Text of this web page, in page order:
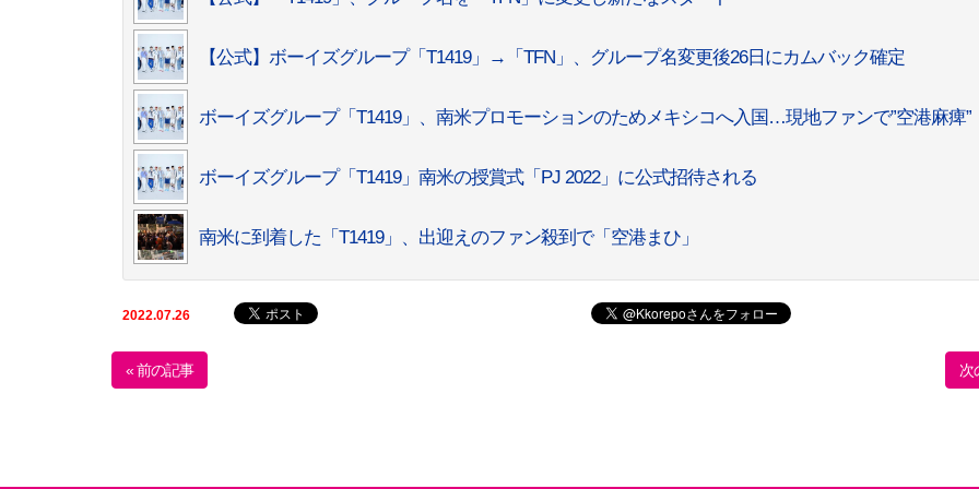
【公式】ボーイズグループ「T1419」→「TFN」、グループ名変更後26日にカムバック確定
ボーイズグループ「T1419」、南米プロモーションのためメキシコへ入国…現地ファンで”空港麻痺”
ボーイズグループ「T1419」南米の授賞式「PJ 2022」に公式招待される
南米に到着した「T1419」、出迎えのファン殺到で「空港まひ」
2022.07.26
« 前の記事 次